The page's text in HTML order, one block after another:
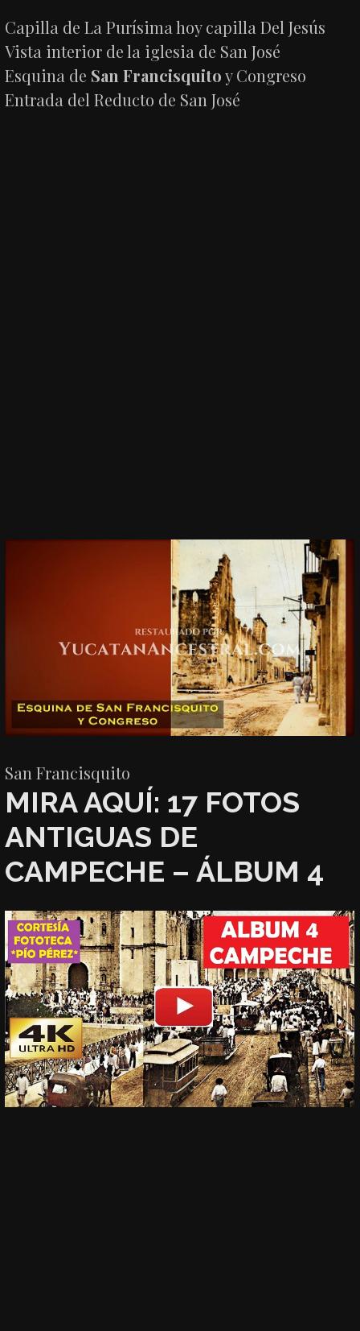
Capilla de La Purísima hoy capilla Del Jesús
Vista interior de la iglesia de San José
Esquina de San Francisquitoy Congreso
Entrada del Reducto de San José
San Francisquito
MIRA AQUÍ: 17 FOTOS
ANTIGUAS DE
CAMPECHE – ÁLBUM 4